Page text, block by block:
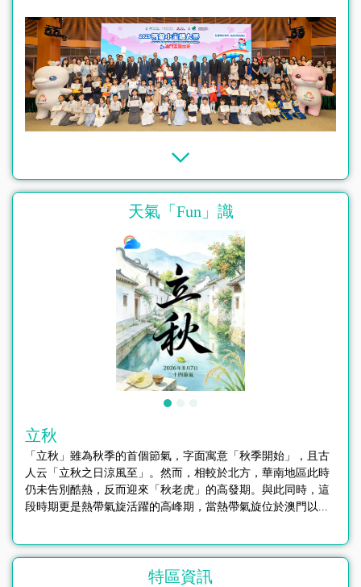
天氣「Fun」識
立秋
「立秋」雖為秋季的首個節氣，字面寓意「秋季開始」，且古
人云「立秋之日涼風至」。然而，相較於北方，華南地區此時
仍未告別酷熱，反而迎來「秋老虎」的高發期。與此同時，這
段時期更是熱帶氣旋活躍的高峰期，當熱帶氣旋位於澳門以...
特區資訊